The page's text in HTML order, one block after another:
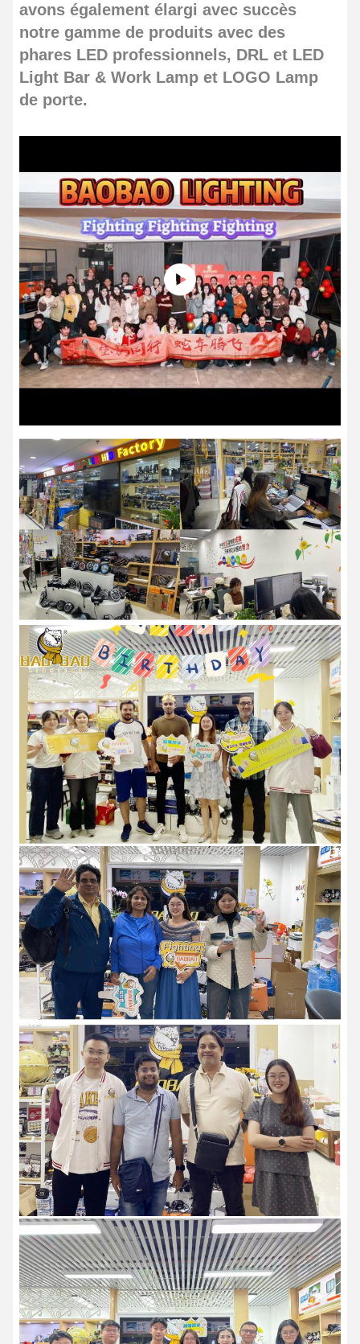
avons également élargi avec succès
notre gamme de produits avec des
phares LED professionnels, DRL et LED
Light Bar & Work Lamp et LOGO Lamp
de porte.